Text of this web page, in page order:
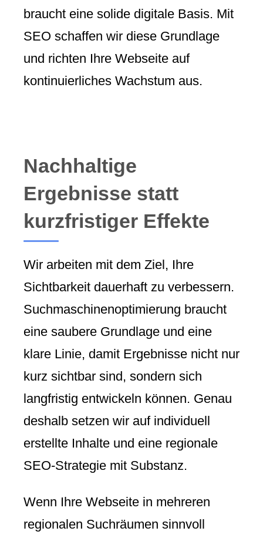
braucht eine solide digitale Basis. Mit
SEO schaffen wir diese Grundlage
und richten Ihre Webseite auf
kontinuierliches Wachstum aus.
Nachhaltige
Ergebnisse statt
kurzfristiger Effekte
Wir arbeiten mit dem Ziel, Ihre
Sichtbarkeit dauerhaft zu verbessern.
Suchmaschinenoptimierung braucht
eine saubere Grundlage und eine
klare Linie, damit Ergebnisse nicht nur
kurz sichtbar sind, sondern sich
langfristig entwickeln können. Genau
deshalb setzen wir auf individuell
erstellte Inhalte und eine regionale
SEO-Strategie mit Substanz.
Wenn Ihre Webseite in mehreren
regionalen Suchräumen sinnvoll